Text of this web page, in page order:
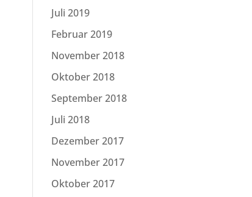
Juli 2019
Februar 2019
November 2018
Oktober 2018
September 2018
Juli 2018
Dezember 2017
November 2017
Oktober 2017